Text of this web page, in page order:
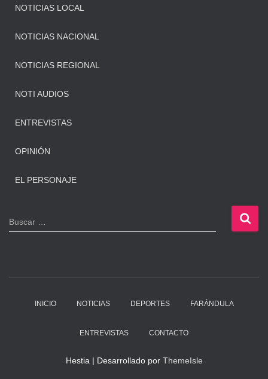
NOTICIAS LOCAL
NOTICIAS NACIONAL
NOTICIAS REGIONAL
NOTI AUDIOS
ENTREVISTAS
OPINIÓN
EL PERSONAJE
B
u
Buscar …
INICIO NOTICIAS DEPORTES FARÁNDULA
ENTREVISTAS CONTACTO
Hestia | Desarrollado por ThemeIsle